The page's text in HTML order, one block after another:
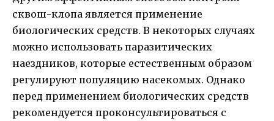
сквош-клопа является применение
биологических средств. В некоторых случаях
можно использовать паразитических
наездников, которые естественным образом
регулируют популяцию насекомых. Однако
перед применением биологических средств
рекомендуется проконсультироваться с